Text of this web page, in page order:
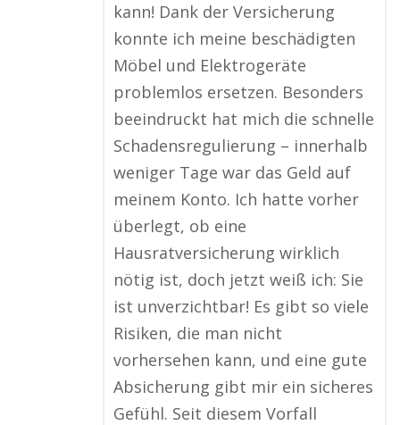
kann! Dank der Versicherung
konnte ich meine beschädigten
Möbel und Elektrogeräte
problemlos ersetzen. Besonders
beeindruckt hat mich die schnelle
Schadensregulierung – innerhalb
weniger Tage war das Geld auf
meinem Konto. Ich hatte vorher
überlegt, ob eine
Hausratversicherung wirklich
nötig ist, doch jetzt weiß ich: Sie
ist unverzichtbar! Es gibt so viele
Risiken, die man nicht
vorhersehen kann, und eine gute
Absicherung gibt mir ein sicheres
Gefühl. Seit diesem Vorfall